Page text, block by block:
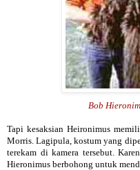
Bob
Tapi kesaksian Heironimus
Morris. Lagipula, kostum yang
terekam di kamera tersebut.
Hieronimus berbohong untuk